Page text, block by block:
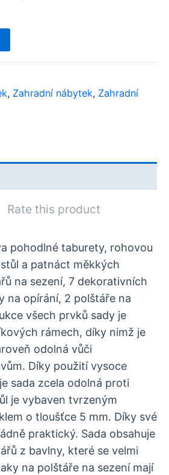
, Zahradní nábytek, Zahradní
Rate this product
pohodlné taburety, rohovou
a patnáct měkkých
na sezení, 7 dekorativních
na opírání, 2 polštáře na
všech prvků sady je
rámech, díky nimž je
odolná vůči
Díky použití vysoce
sada zcela odolná proti
je vybaven tvrzeným
o tloušťce 5 mm. Díky své
praktický. Sada obsahuje
z bavlny, které se velmi
na polštáře na sezení mají